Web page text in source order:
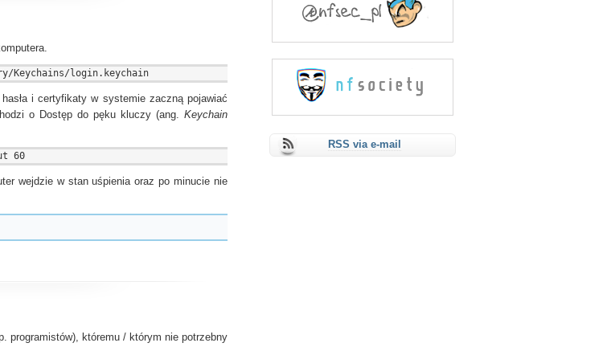
i certyfikaty w systemie zaczną pojawiać
o Dostęp do pęku kluczy (ang. Keychain
wejdzie w stan uśpienia oraz po minucie nie
programistów), któremu / którym nie potrzebny
RSS via e-mail